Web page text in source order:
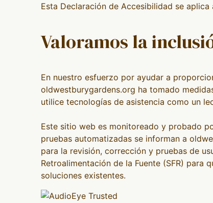
Esta Declaración de Accesibilidad se
Valoramos la
En nuestro esfuerzo por ayudar a
oldwestburygardens.org ha tomado
utilice tecnologías de asistencia como un
Este sitio web es monitoreado y probado
pruebas automatizadas se informan a
para la revisión, corrección y pruebas de
Retroalimentación de la Fuente (SFR) para
soluciones existentes.